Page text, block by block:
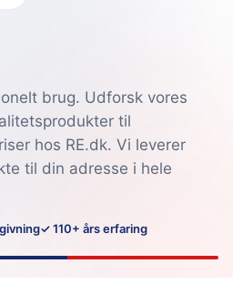
brug. Udforsk vores
til
hos RE.dk. Vi leverer
til din adresse i hele
✓ 110+ års erfaring